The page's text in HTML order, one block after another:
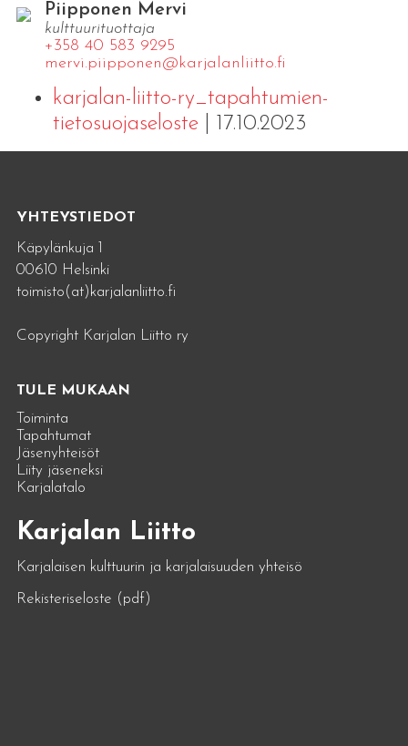
Piipponen Mervi
kulttuurituottaja
+358 40 583 9295
mervi.​piipponen@​kar​jala​nlii​tto.​fi
karjalan-liitto-ry_tapahtumien-
tietosuojaseloste| 17.10.2023
YHTEYSTIEDOT
Käpylänkuja 1
00610 Helsinki
toimisto(at)karjalanliitto.fi
Copyright Karjalan Liitto ry
TULE MUKAAN
Toiminta
Tapahtumat
Jäsenyhteisöt
Liity jäseneksi
Karjalatalo
Karjalan Liitto
Karjalaisen kulttuurin ja karjalaisuuden yhteisö
Rekisteriseloste (pdf)